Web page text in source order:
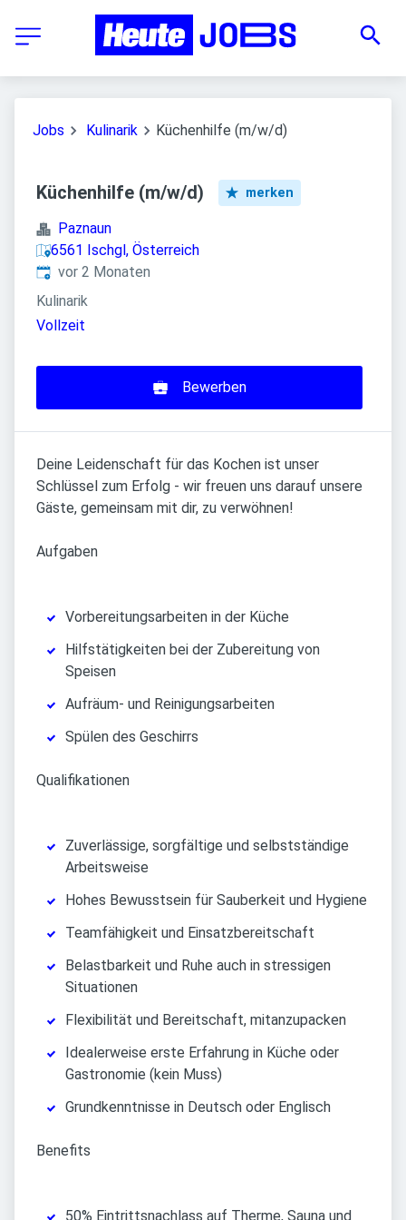
Jobs Kulinarik Küchenhilfe (m/w/d)
Küchenhilfe (m/w/d) merken
Paznaun
6561 Ischgl, Österreich
Veröffentlicht:
vor 2 Monaten
Kulinarik
Vollzeit
Bewerben
Deine Leidenschaft für das Kochen ist unser
Schlüssel zum Erfolg - wir freuen uns darauf unsere
Gäste, gemeinsam mit dir, zu verwöhnen!
Aufgaben
Vorbereitungsarbeiten in der Küche
Hilfstätigkeiten bei der Zubereitung von
Speisen
Aufräum- und Reinigungsarbeiten
Spülen des Geschirrs
Qualifikationen
Zuverlässige, sorgfältige und selbstständige
Arbeitsweise
Hohes Bewusstsein für Sauberkeit und Hygiene
Teamfähigkeit und Einsatzbereitschaft
Belastbarkeit und Ruhe auch in stressigen
Situationen
Flexibilität und Bereitschaft, mitanzupacken
Idealerweise erste Erfahrung in Küche oder
Gastronomie (kein Muss)
Grundkenntnisse in Deutsch oder Englisch
Benefits
50% Eintrittsnachlass auf Therme, Sauna und